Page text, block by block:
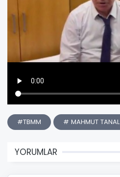
#TBMM # MAHMUT TANAL
YORUMLAR